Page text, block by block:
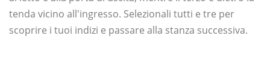
tenda vicino all'ingresso. Selezionali tutti e tre per
scoprire i tuoi indizi e passare alla stanza successiva.